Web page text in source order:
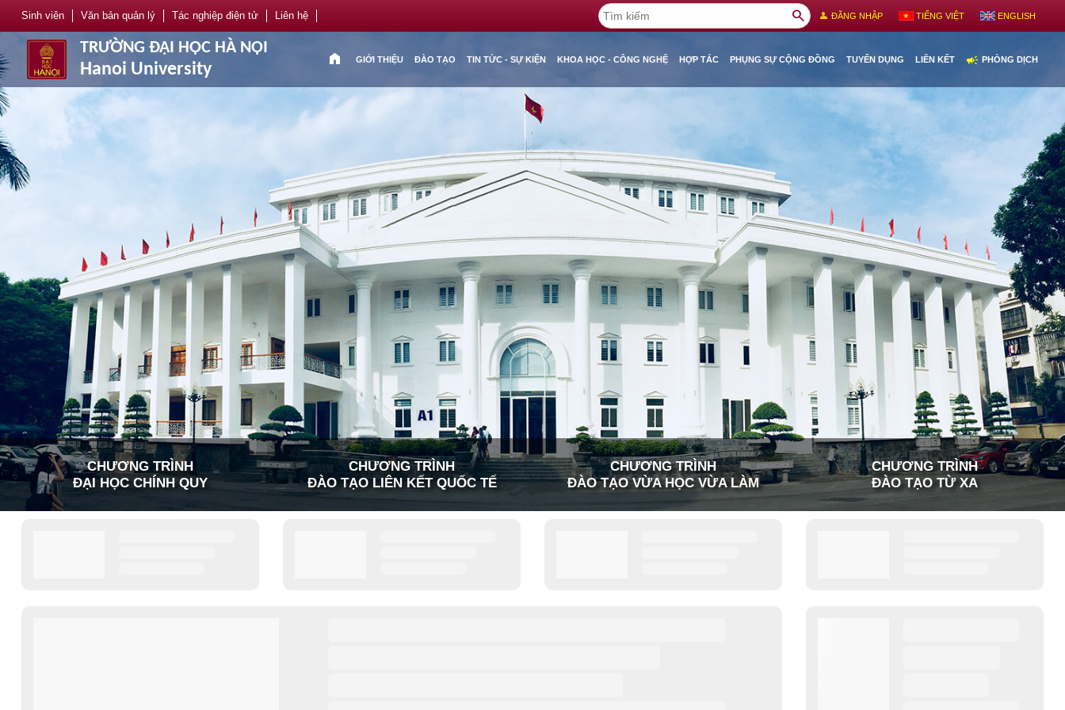
Sinh viên Văn bản quản lý Tác nghiệp điện tử Liên hệ search person ĐĂNG NHẬP TIẾNG VIỆT ENGLISH
TRƯỜNG ĐẠI HỌC HÀ NỘI
Hanoi University
home GIỚI THIỆU ĐÀO TẠO TIN TỨC - SỰ KIỆN KHOA HỌC - CÔNG NGHỆ HỢP TÁC PHỤNG SỰ CỘNG ĐỒNG TUYỂN DỤNG LIÊN KẾT campaign PHÒNG DỊCH
CHƯƠNG TRÌNH
ĐẠI HỌC CHÍNH QUY
CHƯƠNG TRÌNH
ĐÀO TẠO LIÊN KẾT QUỐC TẾ
CHƯƠNG TRÌNH
ĐÀO TẠO VỪA HỌC VỪA LÀM
CHƯƠNG TRÌNH
ĐÀO TẠO TỪ XA